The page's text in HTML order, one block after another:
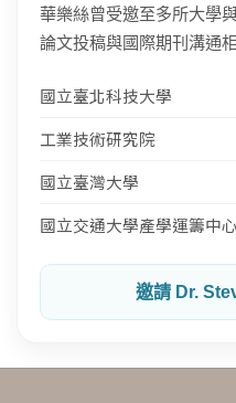
華樂絲曾受邀至多所大學
論文投稿與國際期刊溝通
國立臺北科技大學
工業技術研究院
國立臺灣大學
國立交通大學產學運籌中心
邀請 Dr.